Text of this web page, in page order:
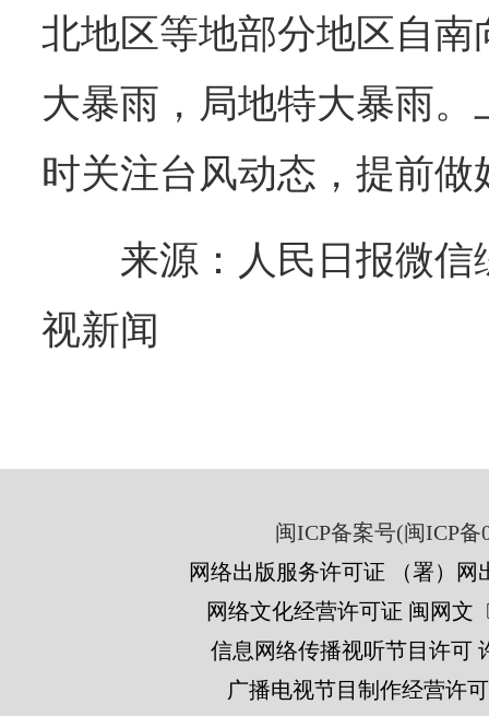
北地区等地部分地区自
大暴雨，局地特大暴雨
时关注台风动态，提前
来源：人民日报微
视新闻
闽ICP备案号(闽ICP备
网络出版服务许可证 （署）网
网络文化经营许可证 闽网文
信息网络传播视听节目许可
广播电视节目制作经营许